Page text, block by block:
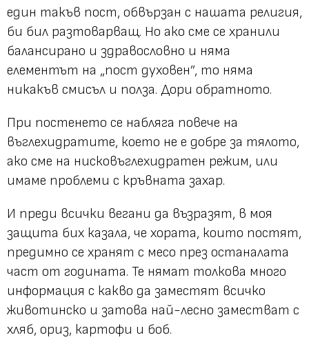
един такъв пост, обвързан с нашата религия,
би бил разтоварващ. Но ако сме се хранили
балансирано и здравословно и няма
елементът на „пост духовен”, то няма
никакъв смисъл и полза. Дори обратното.
При постенето се набляга повече на
въглехидратите, което не е добре за тялото,
ако сме на нисковъглехидратен режим, или
имаме проблеми с кръвната захар.
И преди всички вегани да възразят, в моя
защита бих казала, че хората, които постят,
предимно се хранят с месо през останалата
част от годината. Те нямат толкова много
информация с какво да заместят всичко
животинско и затова най-лесно заместват с
хляб, ориз, картофи и боб.